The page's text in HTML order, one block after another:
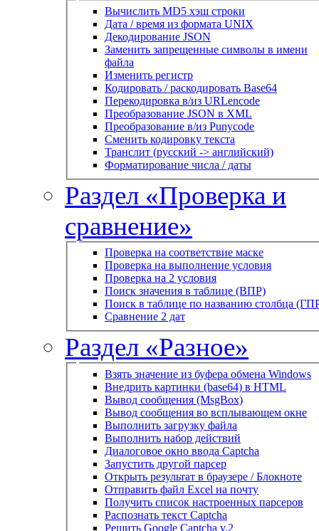
Вычислить MD5 хэш строки
Дата / время из формата UNIX
Декодирование JSON
Заменить запрещенные символы в имени
файла
Изменить регистр
Кодировать / раскодировать Base64
Перекодировка в/из URLencode
Преобразование JSON в XML
Преобразование в/из Punycode
Сменить кодировку текста
Транслит (русский -> английский)
Форматирование числа / даты
Раздел «Проверка и
сравнение»
Проверка на соответствие маске
Проверка на выполнение условия
Проверка на 2 условия
Поиск значения в таблице (ВПР)
Поиск в таблице по названию столбца
Сравнение 2 дат
Раздел «Разное»
Взять значение из буфера обмена Windows
Внедрить картинки (base64) в HTML
Вывод сообщения (MsgBox)
Вывод сообщения во всплывающем окне
Выполнить загрузку файла
Выполнить набор действий
Диалоговое окно ввода Captcha
Запустить другой парсер
Открыть результат в браузере / Блокноте
Отправить файл Excel на почту
Получить список настроенных парсеров
Распознать текст Captcha
Решить Google Captcha v.2